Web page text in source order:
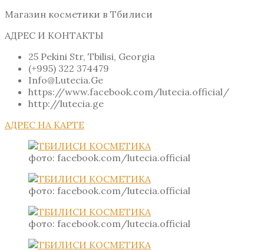
Магазин косметики в Тбилиси
АДРЕС И КОНТАКТЫ
25 Pekini Str, Tbilisi, Georgia
(+995) 322 374479
Info@Lutecia.Ge
https://www.facebook.com/lutecia.official/
http://lutecia.ge
АДРЕС НА КАРТЕ
фото: facebook.com/lutecia.official
фото: facebook.com/lutecia.official
фото: facebook.com/lutecia.official